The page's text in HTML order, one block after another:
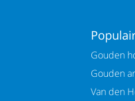
Gouden
Gouden
Van den